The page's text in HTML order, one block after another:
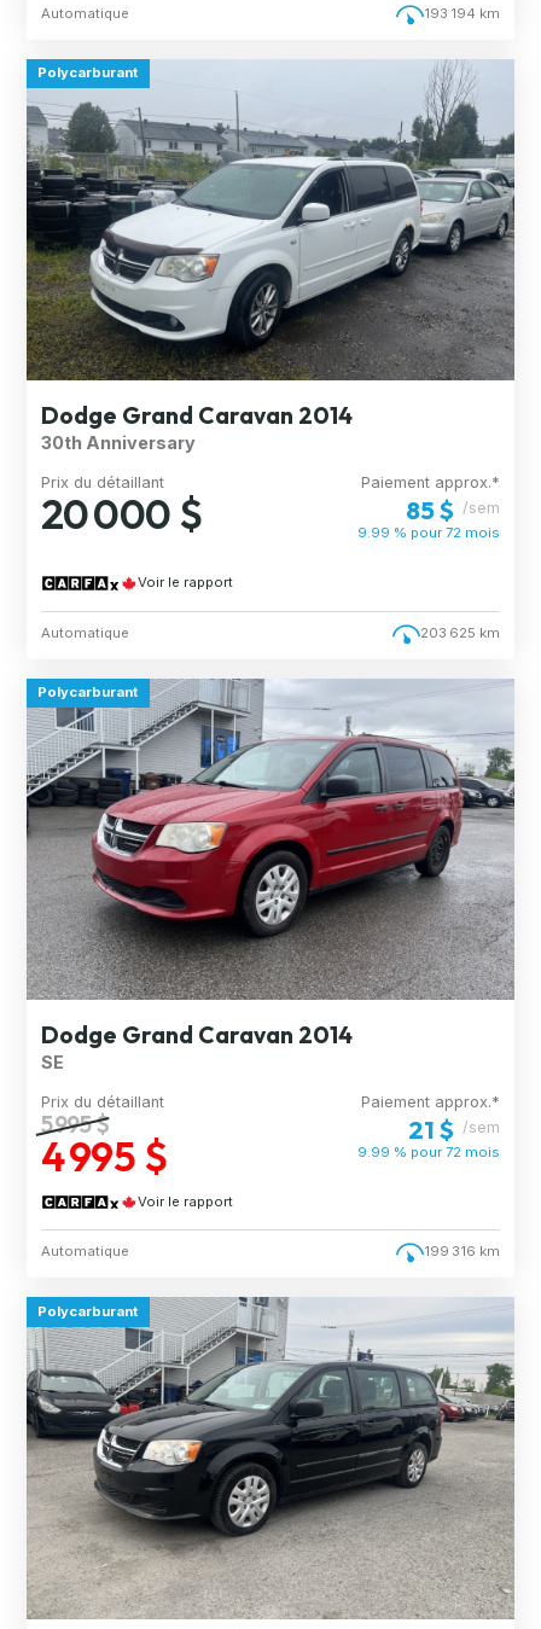
Automatique 193 194 km
Polycarburant
Dodge Grand Caravan 2014
30th Anniversary
Prix du détaillant
20 000 $
Paiement approx.*
85 $ /sem
9.99 % pour72 mois
Voir le rapport
Automatique 203 625 km
Polycarburant
Dodge Grand Caravan 2014
SE
Prix du détaillant
5 995 $
4 995 $
Paiement approx.*
21 $ /sem
9.99 % pour72 mois
Voir le rapport
Automatique 199 316 km
Polycarburant